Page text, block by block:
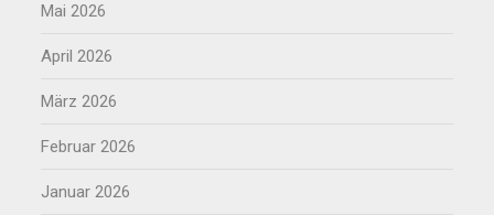
Mai 2026
April 2026
März 2026
Februar 2026
Januar 2026